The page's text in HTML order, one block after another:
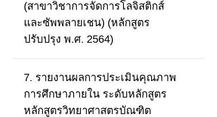
(สาขาวิชาการจัดการโลจิสติกส์
และซัพพลายเชน) (หลักสูตร
ปรับปรุง พ.ศ. 2564)
7. รายงานผลการประเมินคุณภาพ
การศึกษาภายใน ระดับหลักสูตร
หลักสูตรวิทยาศาสตรบัณฑิต